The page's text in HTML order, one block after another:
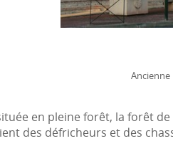
Ancienne
en pleine forêt, la forêt de
des défricheurs et des